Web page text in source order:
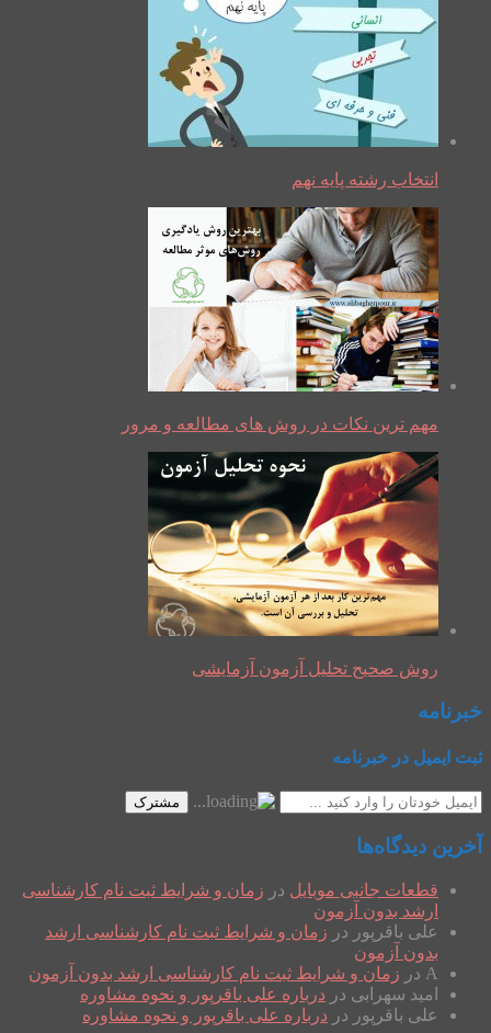
انتخاب رشته پایه نهم
مهم ترین نکات در روش های مطالعه و مرور
روش صحیح تحلیل آزمون آزمایشی
خبرنامه
ثبت ایمیل در خبرنامه
مشترک
آخرین دیدگاه‌ها
قطعات جانبی موبایل در زمان و شرایط ثبت نام کارشناسی
ارشد بدون آزمون
علی باقرپور در زمان و شرایط ثبت نام کارشناسی ارشد
بدون آزمون
A در زمان و شرایط ثبت نام کارشناسی ارشد بدون آزمون
امید سهرابی در درباره علی باقرپور و نحوه مشاوره
علی باقرپور در درباره علی باقرپور و نحوه مشاوره